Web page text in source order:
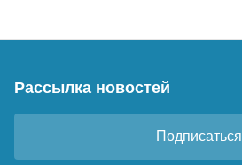
Рассылка новостей
Подписаться